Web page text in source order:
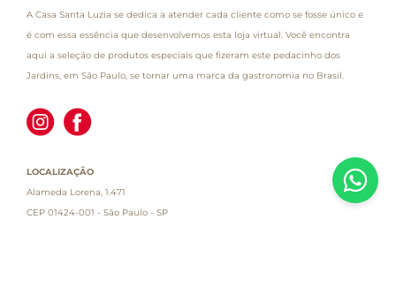
A Casa Santa Luzia se dedica a atender cada cliente como se fosse único e
é com essa essência que desenvolvemos esta loja virtual. Você encontra
aqui a seleção de produtos especiais que fizeram este pedacinho dos
Jardins, em São Paulo, se tornar uma marca da gastronomia no Brasil.
LOCALIZAÇÃO
Alameda Lorena, 1.471
CEP 01424-001 - São Paulo - SP